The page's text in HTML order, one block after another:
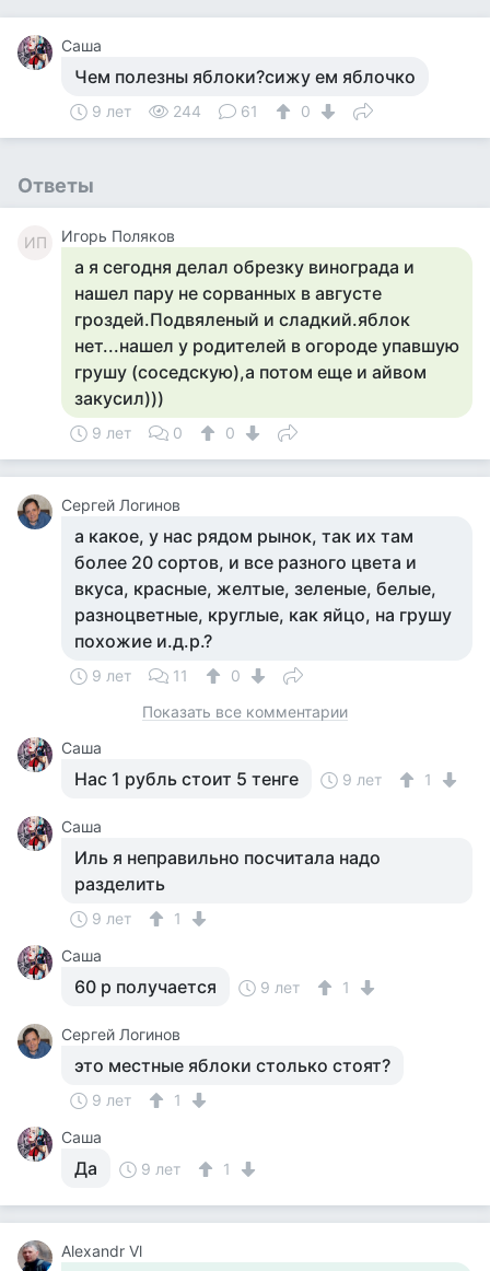
Саша
Чем полезны яблоки?сижу ем яблочко
9 лет 244 61 0
Ответы
ИП Игорь Поляков
а я сегодня делал обрезку винограда и
нашел пару не сорванных в августе
гроздей.Подвяленый и сладкий.яблок
нет...нашел у родителей в огороде упавшую
грушу (соседскую),а потом еще и айвом
закусил)))
9 лет 0 0
Сергей Логинов
а какое, у нас рядом рынок, так их там
более 20 сортов, и все разного цвета и
вкуса, красные, желтые, зеленые, белые,
разноцветные, круглые, как яйцо, на грушу
похожие и.д.р.?
9 лет 11
0
Показать все комментарии
Саша
Нас 1 рубль стоит 5 тенге 9 лет 1
Саша
Иль я неправильно посчитала надо
разделить
9 лет
1
Саша
60 р получается 9 лет 1
Сергей Логинов
это местные яблоки столько стоят?
9 лет
1
Саша
Да 9 лет 1
Alexandr Vl